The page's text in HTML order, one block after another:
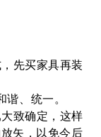
先买家具再装
、统一。
致确定，这样
矢，以免今后